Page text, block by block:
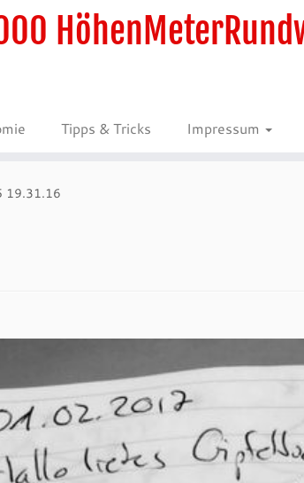
Tipps & Tricks Impressum